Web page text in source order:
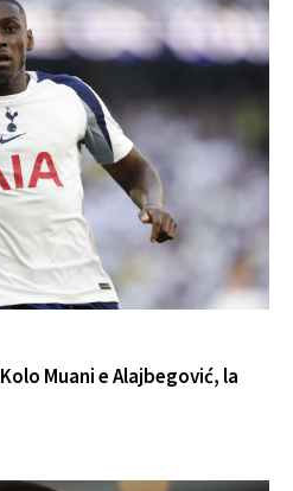
Muani e Alajbegović, la